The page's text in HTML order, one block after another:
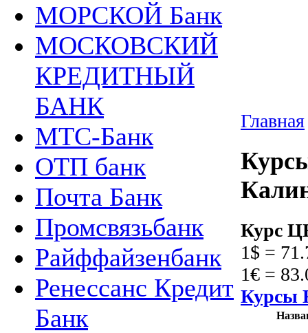
МОРСКОЙ Банк
МОСКОВСКИЙ
КРЕДИТНЫЙ
БАНК
МТС-Банк
ОТП банк
Почта Банк
Промсвязьбанк
Райффайзенбанк
Ренессанс Кредит
Банк
Главная
Курс
1$ =
1€ =
Курсы